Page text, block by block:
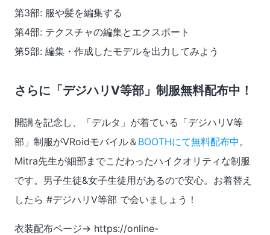
第3部: 服や髪を編集する
第4部: テクスチャの編集とエクスポート
第5部: 編集・作成したモデルを出力してみよう
さらに「デジハリV等部」制服無料配布中！
開講を記念し、「デルタ」が着ている「デジハリV等
部」制服がVRoidモバイル＆ BOOTHにて無料配布中 。
Mitra先生が細部までこだわったハイクオリティな制服
です。男子生徒&女子生徒用があるので安心。お着替え
したら #デジハリV等部 で会いましょう！
衣装配布ページ→ https://online-